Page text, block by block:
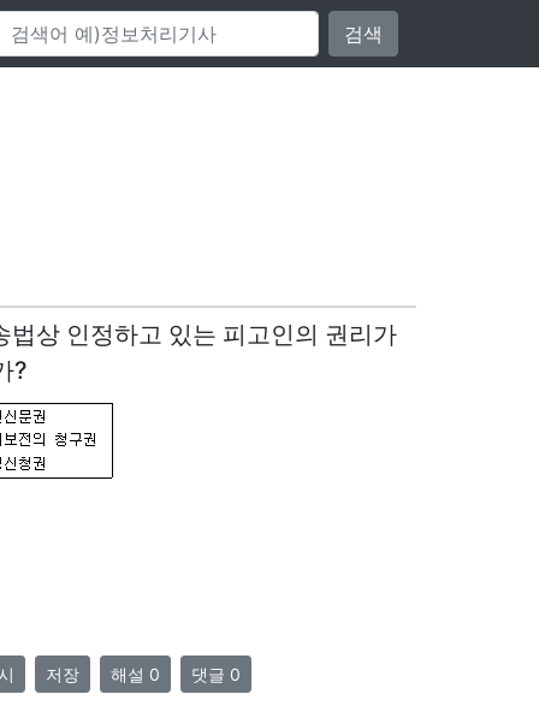
검색
법상 인정하고 있는 피고인의 권리가
?
저장 해설 0 댓글 0